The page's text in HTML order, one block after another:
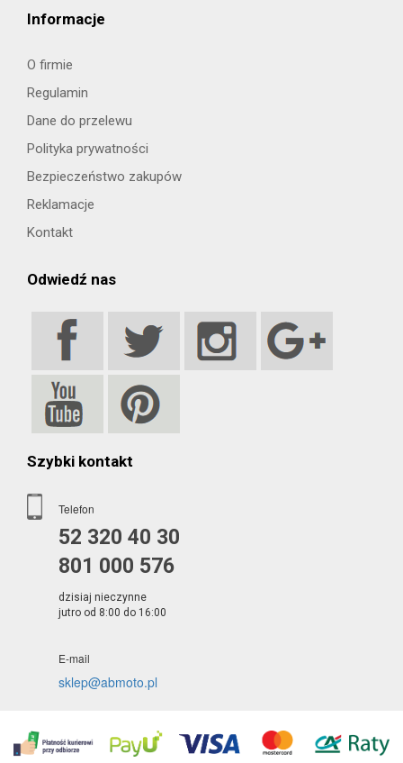
Informacje
O firmie
Regulamin
Dane do przelewu
Polityka prywatności
Bezpieczeństwo zakupów
Reklamacje
Kontakt
Odwiedź nas
Szybki kontakt
Telefon
52 320 40 30
801 000 576
dzisiaj nieczynne
jutro od 8:00 do 16:00
E-mail
sklep@abmoto.pl